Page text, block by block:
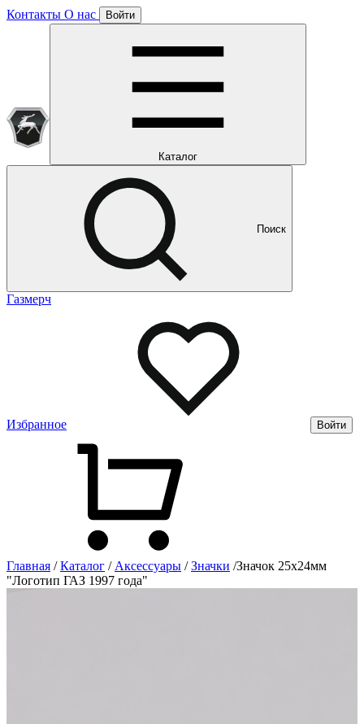
Контакты О нас Войти
Каталог
Поиск
Газмерч
Избранное Войти
Главная / Каталог / Аксессуары / Значки /Значок 25х24мм
"Логотип ГАЗ 1997 года"
Отлично!
Подписка уже оформлена